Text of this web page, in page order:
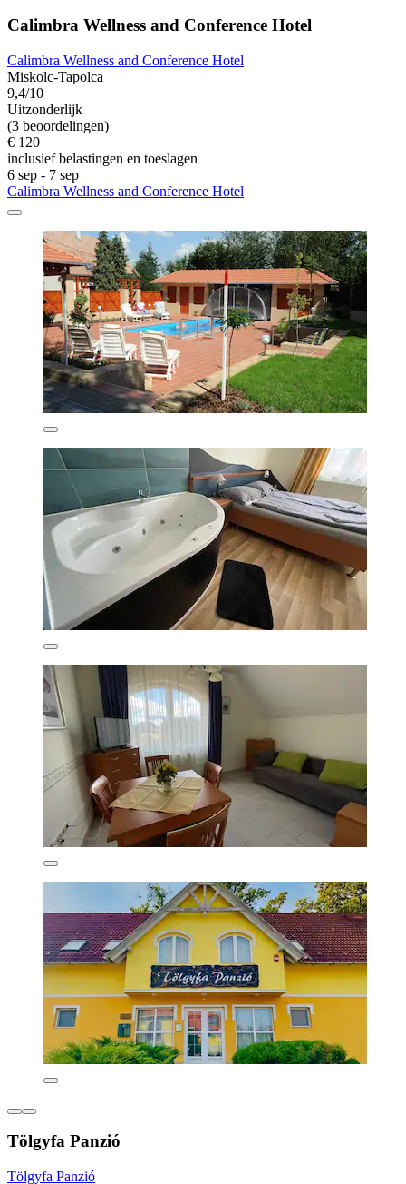
Calimbra Wellness and Conference Hotel
Calimbra Wellness and Conference Hotel
Miskolc-Tapolca
9,4/10
Uitzonderlijk
(3 beoordelingen)
€ 120
inclusief belastingen en toeslagen
6 sep - 7 sep
Calimbra Wellness and Conference Hotel
Tölgyfa Panzió
Tölgyfa Panzió